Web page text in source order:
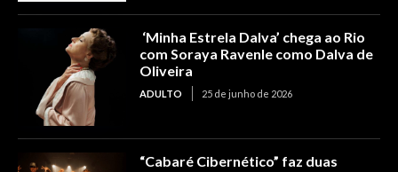
‘Minha Estrela Dalva’ chega ao Rio
com Soraya Ravenle como Dalva de
Oliveira
ADULTO 25 de junho de 2026
“Cabaré Cibernético” faz duas